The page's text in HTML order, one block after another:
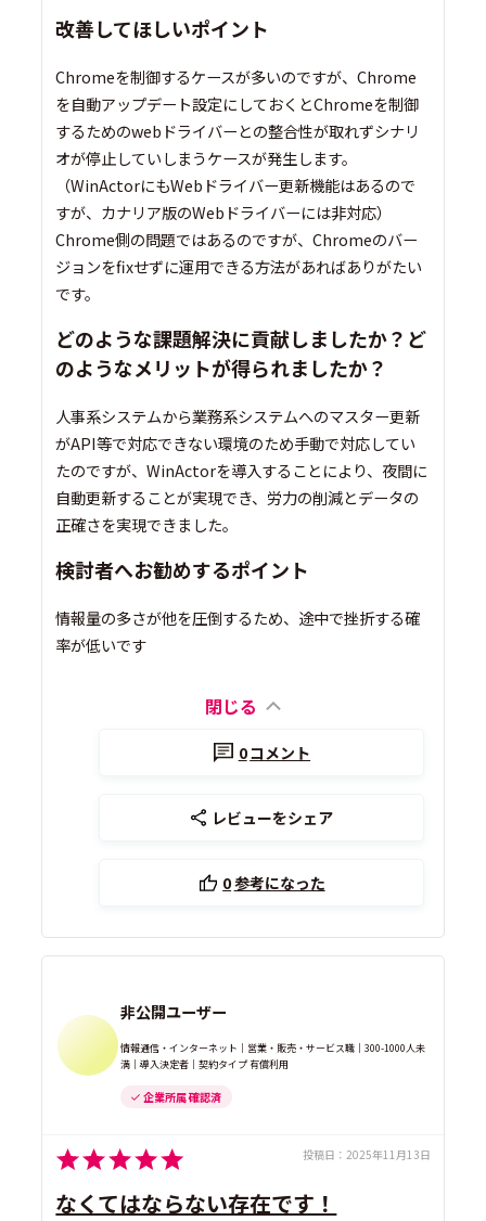
改善してほしいポイント
Chromeを制御するケースが多いのですが、Chrome
を自動アップデート設定にしておくとChromeを制御
するためのwebドライバーとの整合性が取れずシナリ
オが停止していしまうケースが発生します。
（WinActorにもWebドライバー更新機能はあるので
すが、カナリア版のWebドライバーには非対応）
Chrome側の問題ではあるのですが、Chromeのバー
ジョンをfixせずに運用できる方法があればありがたい
です。
どのような課題解決に貢献しましたか？ど
のようなメリットが得られましたか？
人事系システムから業務系システムへのマスター更新
がAPI等で対応できない環境のため手動で対応してい
たのですが、WinActorを導入することにより、夜間に
自動更新することが実現でき、労力の削減とデータの
正確さを実現できました。
検討者へお勧めするポイント
情報量の多さが他を圧倒するため、途中で挫折する確
率が低いです
閉じる
0コメント
レビューをシェア
0参考になった
非公開ユーザー
情報通信・インターネット｜営業・販売・サービス職｜300-1000人未
満｜導入決定者｜契約タイプ 有償利用
企業所属 確認済
投稿日： 2025年11月13日
なくてはならない存在です！